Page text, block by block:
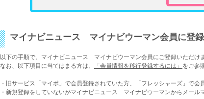
マイナビニュース マイナビウーマン会員に登
以下の手順で、マイナビニュース マイナビウーマン会員にご登録いただけま
なお、以下項目に当てはまる方は、
「会員情報を移行登録するには」 をご参
・旧サービス「マイポ」で会員登録されていた方、「フレッシャーズ」で会
・新規登録をしていないがマイナビニュース マイナビウーマンからメール